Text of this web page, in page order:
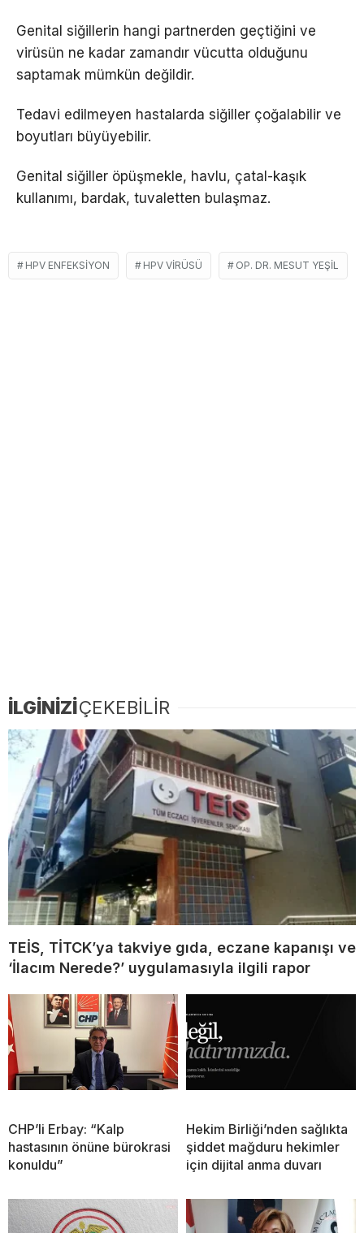
Genital siğillerin hangi partnerden geçtiğini ve
virüsün ne kadar zamandır vücutta olduğunu
saptamak mümkün değildir.
Tedavi edilmeyen hastalarda siğiller çoğalabilir ve
boyutları büyüyebilir.
Genital siğiller öpüşmekle, havlu, çatal-kaşık
kullanımı, bardak, tuvaletten bulaşmaz.
HPV ENFEKSIYON HPV VIRÜSÜ OP. DR. MESUT YEŞIL
İLGİNİZİÇEKEBİLİR
TEİS, TİTCK’ya takviye gıda, eczane kapanışı ve
‘İlacım Nerede?’ uygulamasıyla ilgili rapor
CHP’li Erbay: “Kalp
hastasının önüne bürokrasi
konuldu”
Hekim Birliği’nden sağlıkta
şiddet mağduru hekimler
için dijital anma duvarı